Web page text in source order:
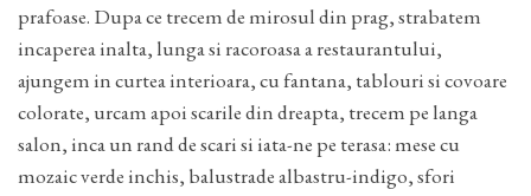
prafoase. Dupa ce trecem de mirosul din prag, strabatem
incaperea inalta, lunga si racoroasa a restaurantului,
ajungem in curtea interioara, cu fantana, tablouri si covoare
colorate, urcam apoi scarile din dreapta, trecem pe langa
salon, inca un rand de scari si iata-ne pe terasa: mese cu
mozaic verde inchis, balustrade albastru-indigo, sfori